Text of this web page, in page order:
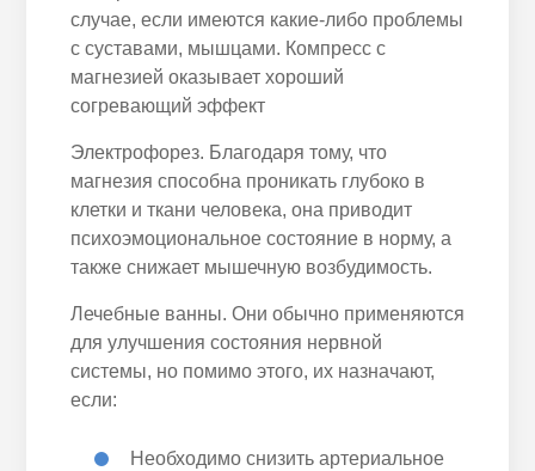
случае, если имеются какие-либо проблемы
с суставами, мышцами. Компресс с
магнезией оказывает хороший
согревающий эффект
Электрофорез. Благодаря тому, что
магнезия способна проникать глубоко в
клетки и ткани человека, она приводит
психоэмоциональное состояние в норму, а
также снижает мышечную возбудимость.
Лечебные ванны. Они обычно применяются
для улучшения состояния нервной
системы, но помимо этого, их назначают,
если:
Необходимо снизить артериальное